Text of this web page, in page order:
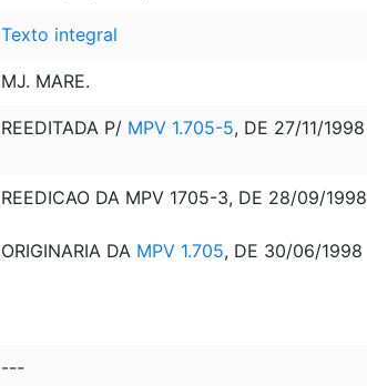
Texto integral
MJ. MARE.
REEDITADA P/ MPV 1.705-5, DE 27/11/1998
REEDICAO DA MPV 1705-3, DE 28/09/1998
ORIGINARIA DA MPV 1.705, DE 30/06/1998
---